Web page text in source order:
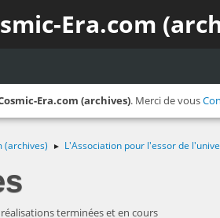
Era.com
Era.com (archives). Merci de vous
(archives) ► L'Association pour l'essor de
terminées et en cours